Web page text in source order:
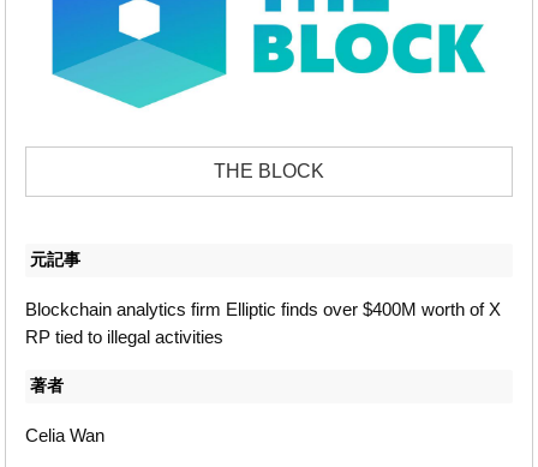
THE BLOCK
元記事
Blockchain analytics firm Elliptic finds over $400M worth of X
RP tied to illegal activities
著者
Celia Wan